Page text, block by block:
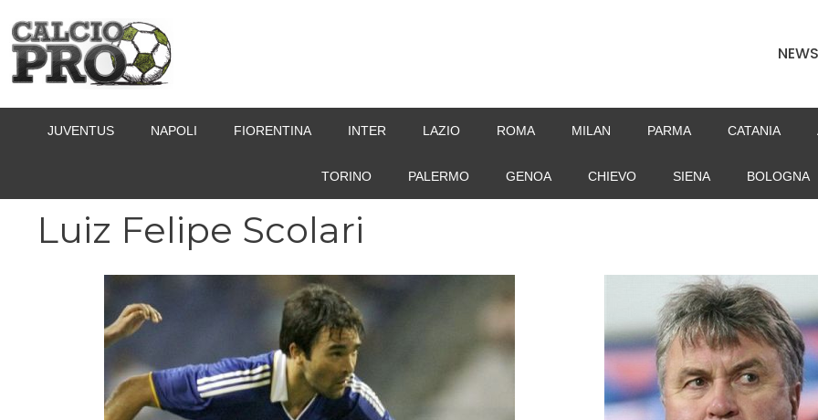
contenuto
NEWS
JUVENTUS NAPOLI FIORENTINA INTER LAZIO ROMA MILAN PARMA CATANIA
TORINO PALERMO GENOA CHIEVO SIENA BOLOGNA
Luiz Felipe Scolari